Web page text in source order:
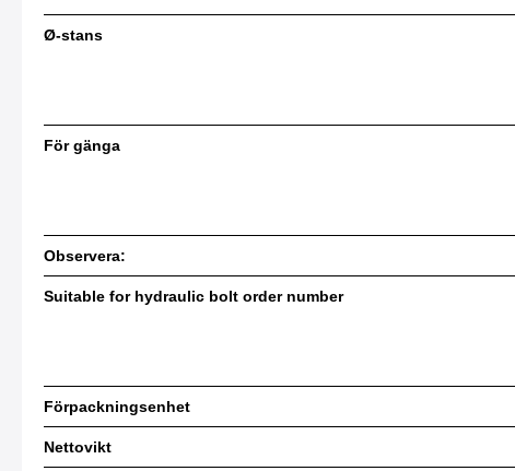
Ø-stans
För gänga
Observera:
Suitable for hydraulic bolt order number
Förpackningsenhet
Nettovikt